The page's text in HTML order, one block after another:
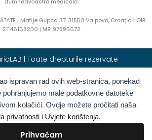
ispravan rad ovih web-stranica, ponekad
pohranjujemo male podatkovne datoteke
kolačići. Ovdje možete pročitati naša
privatnosti i Uvjete korištenja.
Prihvaćam
| Matije Gupca 37, 31550 Valpovo, Croația | OIB:
21146168200 | MB: 97396672
| Toate drepturile rezervate
( Croată) English(Engleză)
(Germană) Polski(Poloneză)
Italiano(Italiană)
(Bulgară) Français(Franceză)
Greacă) Slovenčina